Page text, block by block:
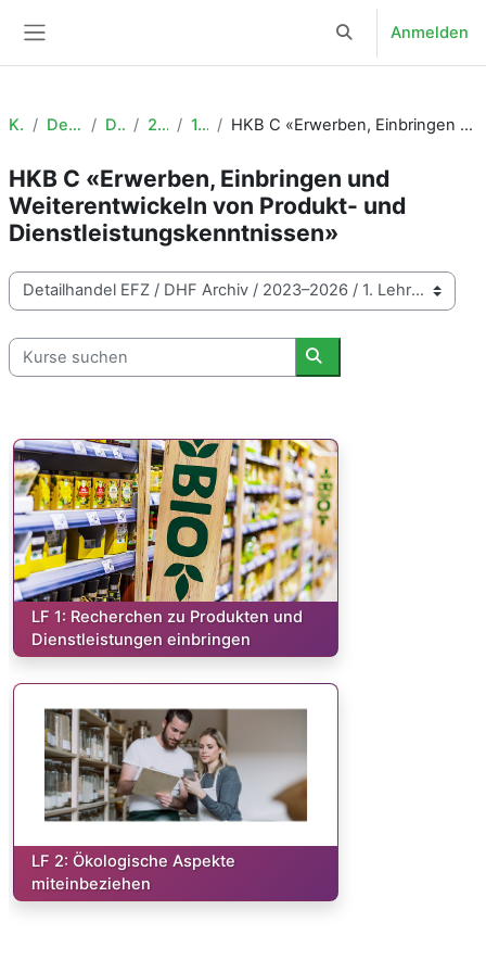
Sucheingabe
Anmelden
Kurse Detailhandel EFZ DHF Archiv 2023–2026 1. Lehrjahr HKB C «Erwerben, Einbringen und Weiterentwickeln von Produkt- und Dienstleistungskenntnissen»
HKB C «Erwerben, Einbringen und
Weiterentwickeln von Produkt- und
Dienstleistungskenntnissen»
Kursbereiche
Kurse suchen
Kurse suchen
Kurs:
LF 1: Recherchen zu Produkten und
Dienstleistungen einbringen
Kurs:
LF 2: Ökologische Aspekte
miteinbeziehen